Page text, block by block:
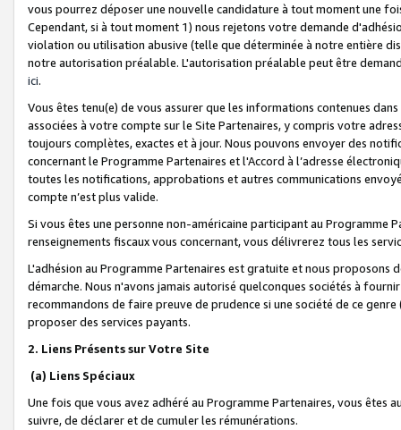
vous pourrez déposer une nouvelle candidature à tout moment une
Cependant, si à tout moment 1) nous rejetons votre demande
violation ou utilisation abusive (telle que déterminée à notre entière
notre autorisation préalable. L'autorisation préalable peut être
ici.
Vous êtes tenu(e) de vous assurer que les informations contenues
associées à votre compte sur le Site Partenaires, y compris votre
toujours complètes, exactes et à jour. Nous pouvons envoyer des
concernant le Programme Partenaires et l'Accord à l’adresse
toutes les notifications, approbations et autres communications
compte n’est plus valide.
Si vous êtes une personne non-américaine participant au
renseignements fiscaux vous concernant, vous délivrerez tous les
L'adhésion au Programme Partenaires est gratuite et nous proposons
démarche. Nous n'avons jamais autorisé quelconques sociétés à
recommandons de faire preuve de prudence si une société de ce
proposer des services payants.
2. Liens Présents sur Votre Site
(a) Liens Spéciaux
Une fois que vous avez adhéré au Programme Partenaires, vous êtes
suivre, de déclarer et de cumuler les rémunérations.